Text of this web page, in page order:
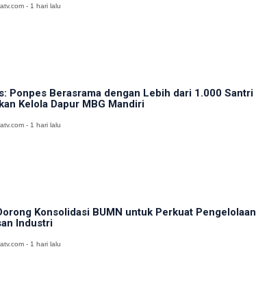
- 1 hari lalu
Ponpes Berasrama dengan Lebih dari 1.000 Santri
Kelola Dapur MBG Mandiri
- 1 hari lalu
Konsolidasi BUMN untuk Perkuat Pengelolaan
Industri
- 1 hari lalu